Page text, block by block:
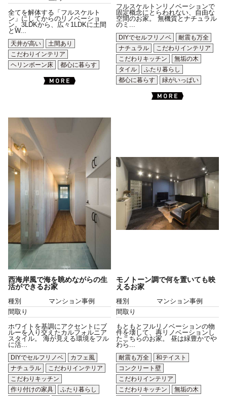
全てを解体する「フルスケルト
ン」にしてからのリノベーショ
ン。3LDKから、広々1LDKに土間
とW...
天井が高い
土間あり
こだわりインテリア
ヘリンボーン床
都心に暮らす
フルスケルトンリノベーションで
固定概念にとらわれない、自由な
空間のお家。 無機質とナチュラル
のミ...
DIYでセルフリノベ
耐震も万全
ナチュラル
こだわりインテリア
こだわりキッチン
無垢の木
タイル
ふたり暮らし
都心に暮らす
緑がいっぱい
西海岸風で海を眺めながらの生
活ができるお家
種別
マンション事例
間取り
ホワイトを基調にアクセントにブ
ルーを入り交えたカルフォルニア
スタイル。 海が見える環境をフル
に活...
DIYでセルフリノベ
カフェ風
ナチュラル
こだわりインテリア
こだわりキッチン
作り付けの家具
ふたり暮らし
モノトーン調で何を置いても映
えるお家
種別
マンション事例
間取り
もともとフルリノベーションの物
件を壊して、再リノベーションし
たこちらのお家。 昼は緑豊かでや
わら...
耐震も万全
和テイスト
コンクリート壁
こだわりインテリア
こだわりキッチン
無垢の木